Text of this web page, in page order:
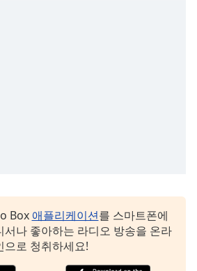
Box 애플리케이션를 스마트폰에
서나 좋아하는 라디오 방송을 온라
으로 청취하세요!